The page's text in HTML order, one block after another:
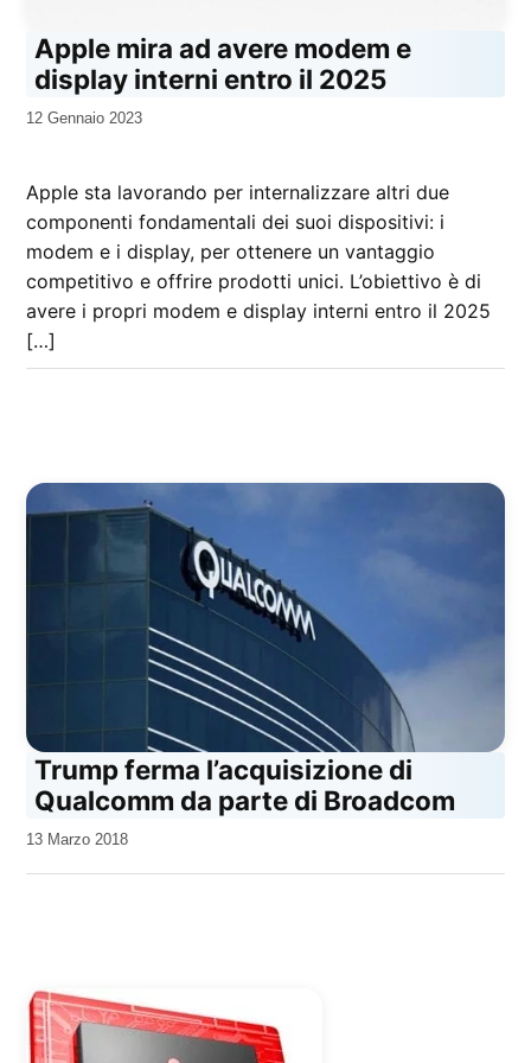
Apple mira ad avere modem e
display interni entro il 2025
da
12 Gennaio 2023
Apple sta lavorando per internalizzare altri due
componenti fondamentali dei suoi dispositivi: i
modem e i display, per ottenere un vantaggio
competitivo e offrire prodotti unici. L’obiettivo è di
avere i propri modem e display interni entro il 2025
[…]
Trump ferma l’acquisizione di
Qualcomm da parte di Broadcom
da
13 Marzo 2018